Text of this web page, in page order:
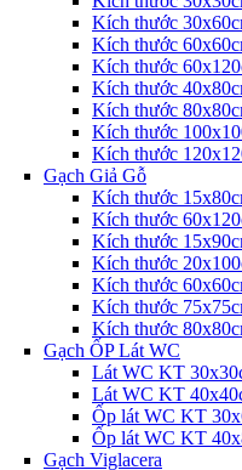
Kích thước
Kích thước
Kích thước
Kích thước
Kích thước
Kích thước
Kích thước
Gạch Giả Gỗ
Kích thước
Kích thước
Kích thước
Kích thước
Kích thước
Kích thước
Kích thước
Gạch ỐP Lát WC
Lát WC KT
Lát WC KT
Ốp lát WC KT
Ốp lát WC KT
Gạch Viglacera